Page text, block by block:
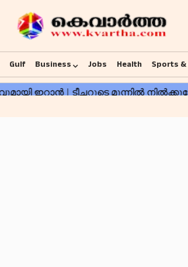
Gulf Business Jobs Health Sports &